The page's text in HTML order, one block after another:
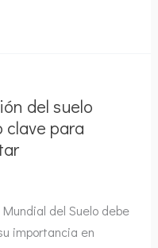
del suelo
clave para
del Suelo debe
importancia en